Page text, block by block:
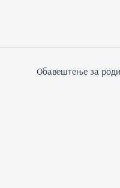
Обавештење за